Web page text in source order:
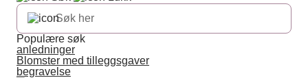
Populære søk
anledninger
Blomster med tilleggsgaver
begravelse